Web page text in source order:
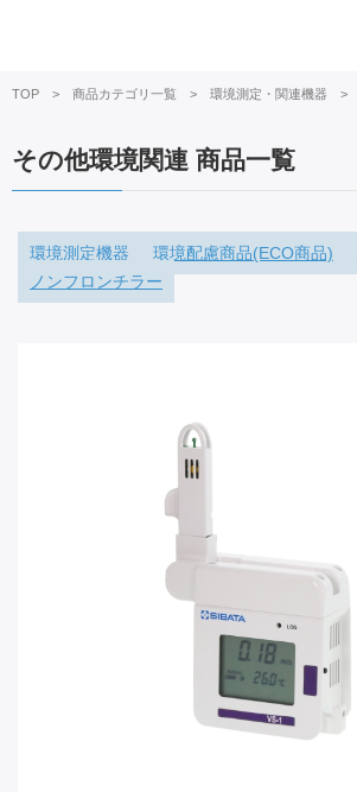
TOP 商品カテゴリ一覧 環境測定・関連機器
その他環境関連 商品一覧
環境測定機器 環境配慮商品(ECO商品)
ノンフロンチラー